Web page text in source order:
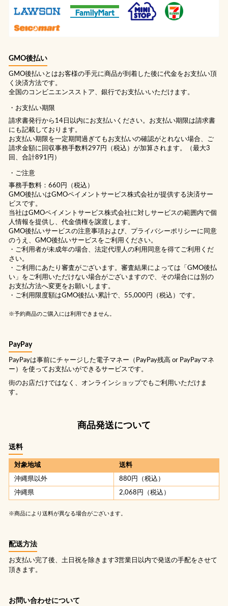
GMO後払い
GMO後払いとはお客様の手元に商品が到着した後に代金をお支払い頂
く決済方法です。
全国のコンビニエンスストア、銀行でお支払いいただけます。
お支払い期限
請求書発行から14日以内にお支払いください。お支払い期限は請求書
にも記載しております。
お支払い期限を一定期間過ぎてもお支払いの確認がとれない場合、ご
請求金額に回収事務手数料297円（税込）が加算されます。（最大3
回、合計891円）
ご注意
事務手数料：660円（税込）
GMO後払いはGMOペイメントサービス株式会社が提供する決済サー
ビスです。
当社はGMOペイメントサービス株式会社に対しサービスの範囲内で個
人情報を提供し、代金債権を譲渡します。
GMO後払いサービスの注意事項および、 プライバシーポリシーに同意
のうえ、GMO後払いサービスをご利用ください。
・ご利用者が未成年の場合、法定代理人の利用同意を得てご利用くだ
さい。
・ご利用にあたり審査がございます。審査結果によっては「GMO後払
い」をご利用いただけない場合がございますので、その場合には別の
お支払方法へ変更をお願いします。
・ご利用限度額はGMO後払い累計で、55,000円（税込）です。
※予約商品のご購入には利用できません。
PayPay
PayPayは事前にチャージした電子マネー（PayPay残高 or PayPayマネ
ー）を使ってお支払いができるサービスです。
街のお店だけではなく、オンラインショップでもご利用いただけま
す。
商品発送について
送料
対象地域 送料
沖縄県以外 880円（税込）
沖縄県 2,068円（税込）
※商品により送料が異なる場合がございます。
配送方法
お支払い完了後、土日祝を除きます3営業日以内で発送の手配をさせて
頂きます。
お問い合わせについて